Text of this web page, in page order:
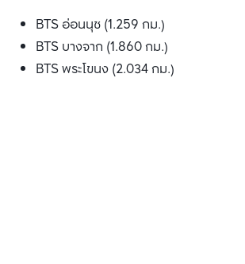
BTS อ่อนนุช (1.259 กม.)
BTS บางจาก (1.860 กม.)
BTS พระโขนง (2.034 กม.)